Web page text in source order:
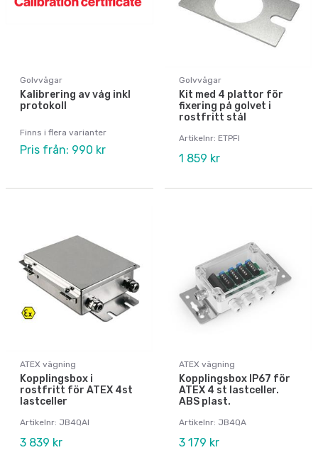
Golvvågar
Kalibrering av våg inkl
protokoll
Finns i flera varianter
Pris från: 990 kr
Golvvågar
Kit med 4 plattor för
fixering på golvet i
rostfritt stål
Artikelnr: ETPFI
1 859 kr
ATEX vägning
Kopplingsbox i
rostfritt för ATEX 4st
lastceller
Artikelnr: JB4QAI
3 839 kr
ATEX vägning
Kopplingsbox IP67 för
ATEX 4 st lastceller.
ABS plast.
Artikelnr: JB4QA
3 179 kr